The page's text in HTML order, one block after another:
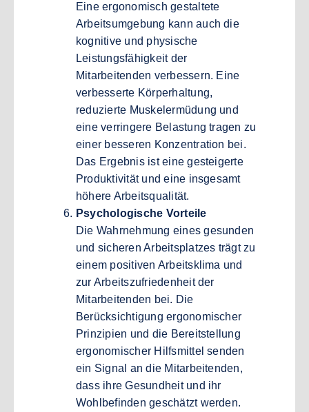
Eine ergonomisch gestaltete
Arbeitsumgebung kann auch die
kognitive und physische
Leistungsfähigkeit der
Mitarbeitenden verbessern. Eine
verbesserte Körperhaltung,
reduzierte Muskelermüdung und
eine verringere Belastung tragen zu
einer besseren Konzentration bei.
Das Ergebnis ist eine gesteigerte
Produktivität und eine insgesamt
höhere Arbeitsqualität.
Psychologische Vorteile
Die Wahrnehmung eines gesunden
und sicheren Arbeitsplatzes trägt zu
einem positiven Arbeitsklima und
zur Arbeitszufriedenheit der
Mitarbeitenden bei. Die
Berücksichtigung ergonomischer
Prinzipien und die Bereitstellung
ergonomischer Hilfsmittel senden
ein Signal an die Mitarbeitenden,
dass ihre Gesundheit und ihr
Wohlbefinden geschätzt werden.